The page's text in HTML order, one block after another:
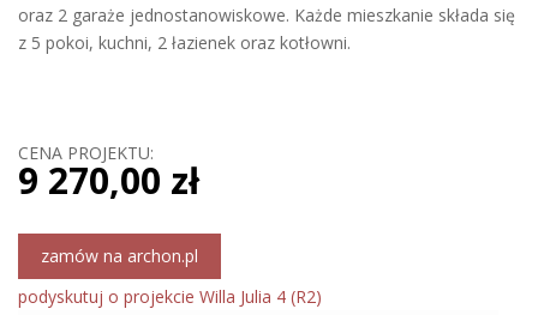
oraz 2 garaże jednostanowiskowe. Każde mieszkanie składa się
z 5 pokoi, kuchni, 2 łazienek oraz kotłowni.
CENA PROJEKTU:
9 270,00 zł
zamów na archon.pl
podyskutuj o projekcie Willa Julia 4 (R2)